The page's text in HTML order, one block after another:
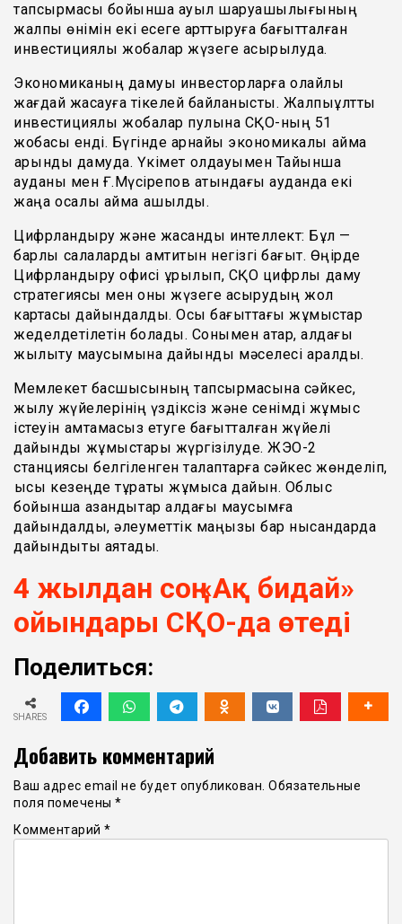
тапсырмасы бойынша ауыл шаруашылығының
жалпы өнімін екі есеге арттыруға бағытталған
инвестициялық жобалар жүзеге асырылуда.
Экономиканың дамуы инвесторларға қолайлы
жағдай жасауға тікелей байланысты. Жалпыұлттық
инвестициялық жобалар пулына СҚО-ның 51
жобасы енді. Бүгінде арнайы экономикалық аймақ
қарқынды дамуда. Үкімет қолдауымен Тайынша
ауданы мен Ғ.Мүсірепов атындағы ауданда екі
жаңа қосалқы аймақ ашылды.
Цифрландыру және жасанды интеллект: Бұл —
барлық салаларды қамтитын негізгі бағыт. Өңірде
Цифрландыру офисі құрылып, СҚО цифрлық даму
стратегиясы мен оны жүзеге асырудың жол
картасы дайындалды. Осы бағыттағы жұмыстар
жеделдетілетін болады. Сонымен қатар, алдағы
жылыту маусымына дайындық мәселесі қаралды.
Мемлекет басшысының тапсырмасына сәйкес,
жылу жүйелерінің үздіксіз және сенімді жұмыс
істеуін қамтамасыз етуге бағытталған жүйелі
дайындық жұмыстары жүргізілуде. ЖЭО-2
станциясы белгіленген талаптарға сәйкес жөнделіп,
қысқы кезеңде тұрақты жұмысқа дайын. Облыс
бойынша қазандықтар алдағы маусымға
дайындалды, әлеуметтік маңызы бар нысандарда
дайындықты аяқтады.
4 жылдан соң «Ақ бидай»
ойындары СҚО-да өтеді
Поделиться:
SHARES
Добавить комментарий
Ваш адрес email не будет опубликован. Обязательные
поля помечены *
Комментарий *